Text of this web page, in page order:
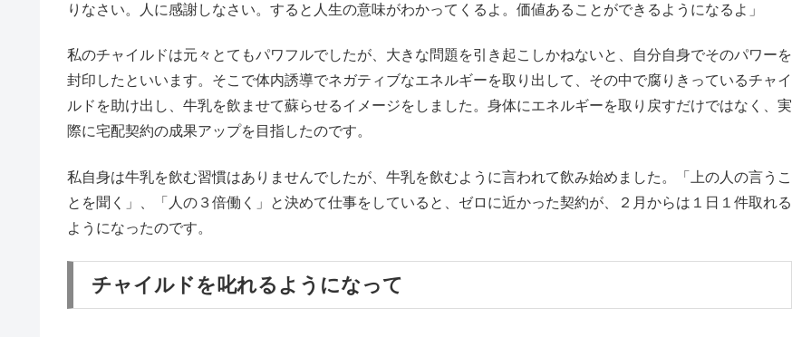
りなさい。人に感謝しなさい。すると人生の意味がわかってくるよ。価値あることができるようになるよ」
私のチャイルドは元々とてもパワフルでしたが、大きな問題を引き起こしかねないと、自分自身でそのパワーを
封印したといいます。そこで体内誘導でネガティブなエネルギーを取り出して、その中で腐りきっているチャイ
ルドを助け出し、牛乳を飲ませて蘇らせるイメージをしました。身体にエネルギーを取り戻すだけではなく、実
際に宅配契約の成果アップを目指したのです。
私自身は牛乳を飲む習慣はありませんでしたが、牛乳を飲むように言われて飲み始めました。「上の人の言うこ
とを聞く」、「人の３倍働く」と決めて仕事をしていると、ゼロに近かった契約が、２月からは１日１件取れる
ようになったのです。
チャイルドを叱れるようになって